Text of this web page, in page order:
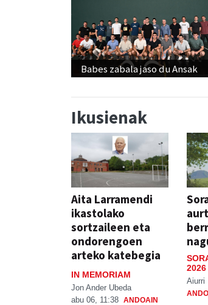
Babes zabala jaso du Ansak
Ikusienak
Aita Larramendi
ikastolako
sortzaileen eta
ondorengoen
arteko katebegia
IN MEMORIAM
Jon Ander Ubeda
abu 06, 11:38 ANDOAIN
2026
Aiurri